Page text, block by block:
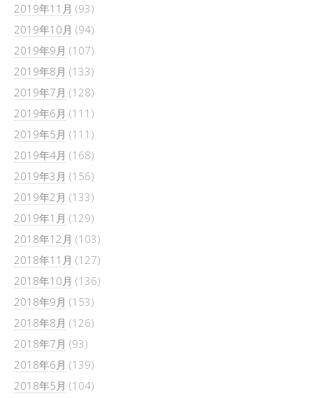
2019年11月 (93)
2019年10月 (94)
2019年9月 (107)
2019年8月 (133)
2019年7月 (128)
2019年6月 (111)
2019年5月 (111)
2019年4月 (168)
2019年3月 (156)
2019年2月 (133)
2019年1月 (129)
2018年12月 (103)
2018年11月 (127)
2018年10月 (136)
2018年9月 (153)
2018年8月 (126)
2018年7月 (93)
2018年6月 (139)
2018年5月 (104)